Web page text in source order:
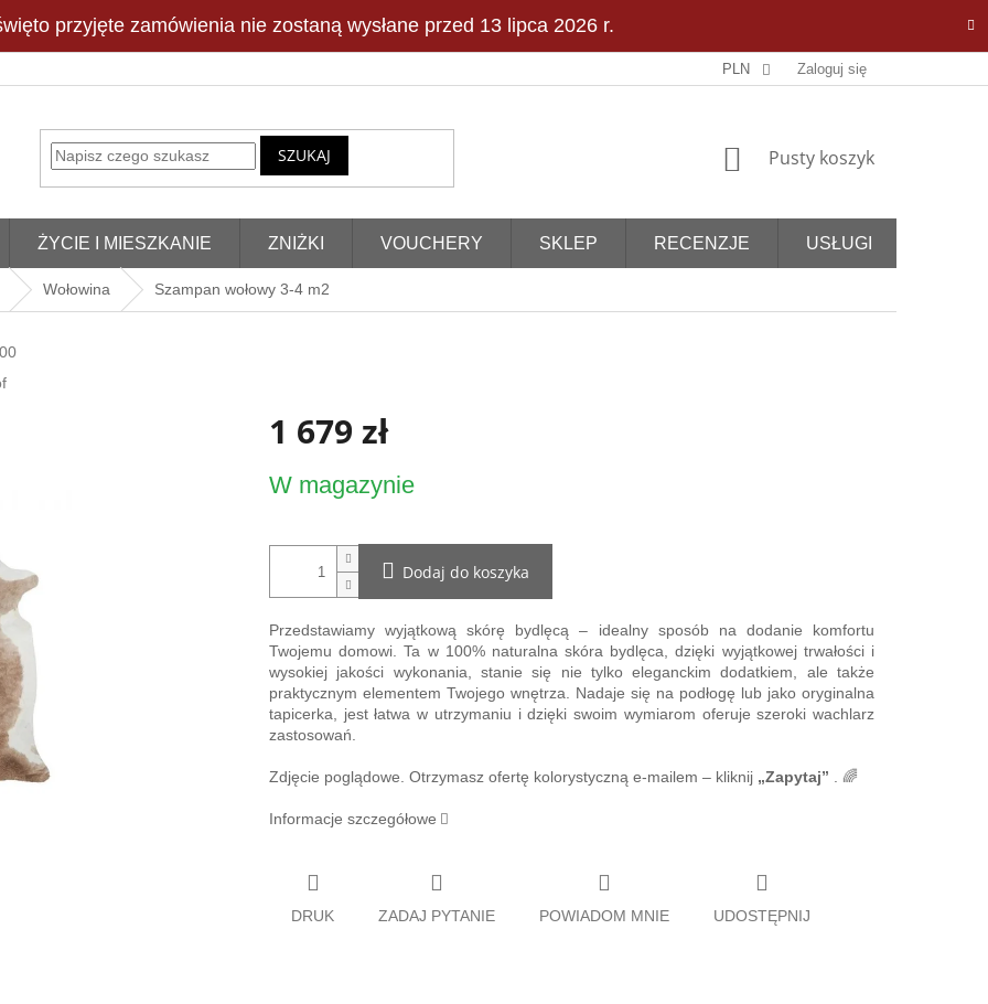
przyjęte zamówienia nie zostaną wysłane przed 13 lipca 2026 r.
PLN Zaloguj się
SZUKAJ KOSZYK
Pusty koszyk
ŻYCIE I MIESZKANIE ZNIŻKI VOUCHERY SKLEP RECENZJE USŁUGI
Wołowina Szampan wołowy 3-4 m2
1 679 zł
jednostkowa:
W magazynie
Dodaj do koszyka
Przedstawiamy wyjątkową skórę bydlęcą – idealny sposób na dodanie komfortu
Twojemu domowi. Ta w 100% naturalna skóra bydlęca, dzięki wyjątkowej trwałości i
wysokiej jakości wykonania, stanie się nie tylko eleganckim dodatkiem, ale także
praktycznym elementem Twojego wnętrza. Nadaje się na podłogę lub jako oryginalna
tapicerka, jest łatwa w utrzymaniu i dzięki swoim wymiarom oferuje szeroki wachlarz
zastosowań.
Zdjęcie poglądowe. Otrzymasz ofertę kolorystyczną e-mailem – kliknij „Zapytaj” . 🌈
Informacje szczegółowe
DRUK ZADAJ PYTANIE POWIADOM MNIE UDOSTĘPNIJ